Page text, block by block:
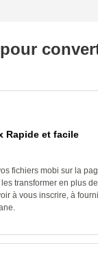
Rapide et facile
fichiers mobi sur la
transformer en plus
à vous inscrire, à